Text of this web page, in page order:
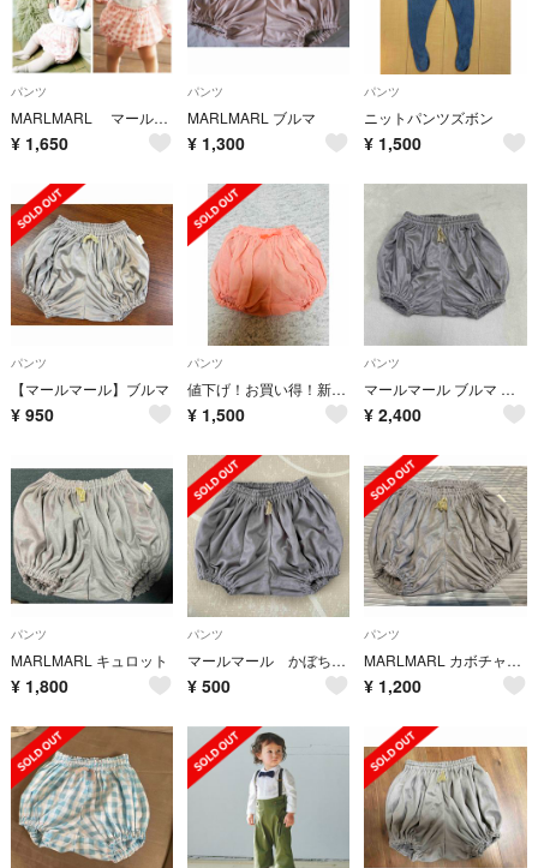
パンツ
MARLMARL マールマール かぼちゃパンツ
¥ 1,650
パンツ
MARLMARL ブルマ
¥ 1,300
パンツ
ニットパンツズボン
¥ 1,500
パンツ
【マールマール】ブルマ
¥ 950
パンツ
値下げ！お買い得！新品未使用！MARLMARL ブルマ かぼちゃパンツ
¥ 1,500
パンツ
マールマール ブルマ アイリスグレー
¥ 2,400
パンツ
MARLMARL キュロット
¥ 1,800
パンツ
マールマール かぼちゃパンツ 0〜3歳
¥ 500
パンツ
MARLMARL カボチャパンツ
¥ 1,200